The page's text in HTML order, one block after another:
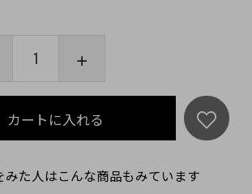
カートに入れる
みた人はこんな商品もみています